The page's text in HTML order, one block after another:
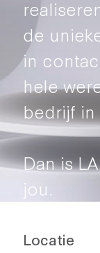
de
in
hele
bedrijf in
Dan is
jou.
Locatie